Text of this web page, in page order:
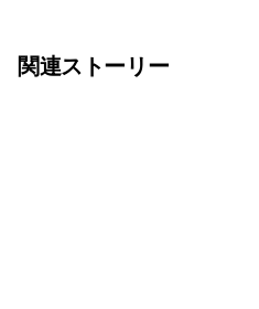
関連ストーリー